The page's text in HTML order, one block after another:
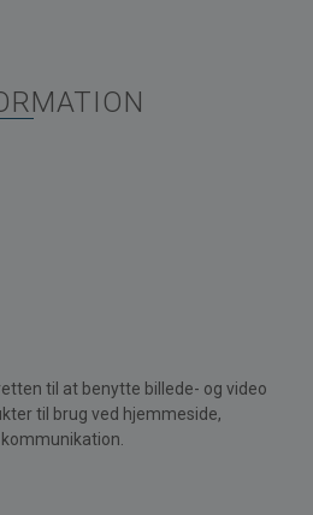
til at benytte billede- og video
til brug ved hjemmeside,